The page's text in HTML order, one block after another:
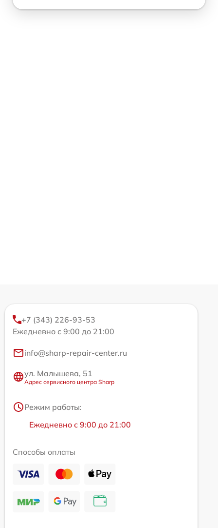
+7 (343) 226-93-53
Ежедневно с 9:00 до 21:00
info@sharp-repair-center.ru
ул. Малышева, 51
Адрес сервисного центра Sharp
Режим работы:
Ежедневно с 9:00 до 21:00
Способы оплаты